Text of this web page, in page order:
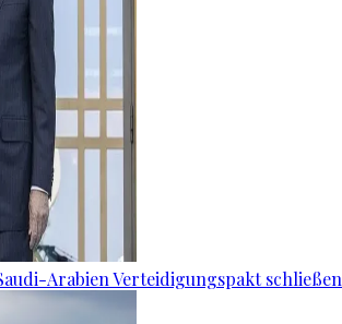
Arabien Verteidigungspakt schließen